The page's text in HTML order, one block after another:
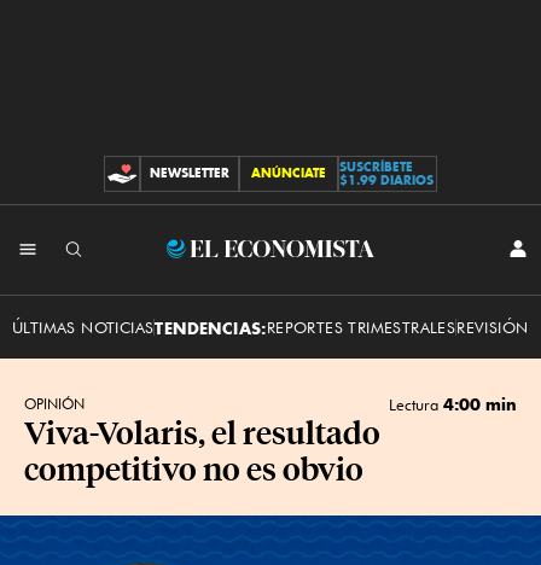
CONTRIBUCIONES
NEWSLETTER ANÚNCIATE
SUSCRÍBETE
$1.99 DIARIOS
El
ÚLTIMAS NOTICIASTENDENCIAS:REPORTES TRIMESTRALESREVISIÓN
OPINIÓN Lectura 4:00 min
Viva-Volaris, el resultado
competitivo no es obvio